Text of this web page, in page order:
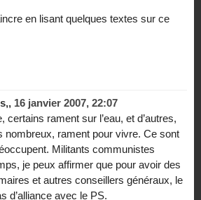
en lisant quelques textes sur ce
16 janvier 2007, 22:07
certains rament sur l’eau, et d’autres,
nombreux, rament pour vivre. Ce sont
Militants communistes
je peux affirmer que pour avoir des
et autres conseillers généraux, le
d’alliance avec le PS.